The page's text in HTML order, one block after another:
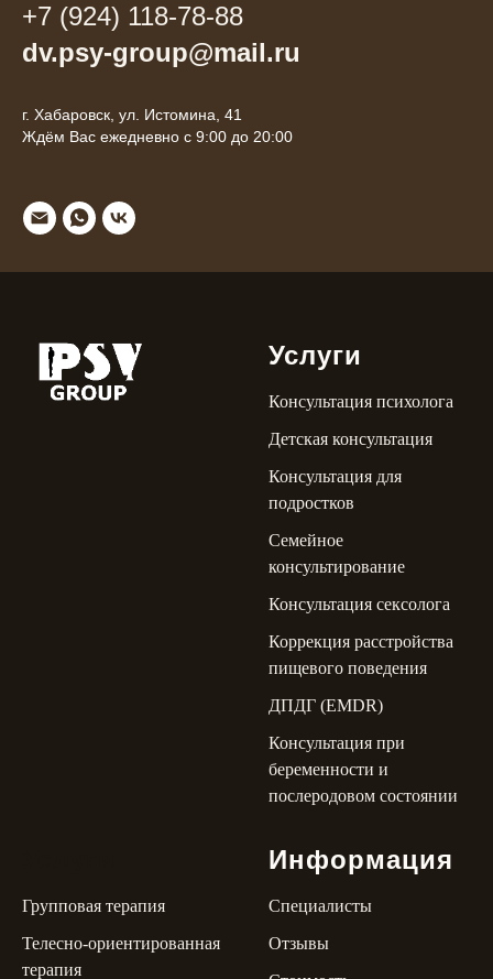
+7 (924) 118-78-88
dv.psy-group@mail.ru
г. Хабаровск, ул. Истомина, 41
Ждём Вас ежедневно с 9:00 до 20:00
Услуги
Консультация психолога
Детская консультация
Консультация для
подростков
Семейное
консультирование
Консультация сексолога
Коррекция расстройства
пищевого поведения
ДПДГ (EMDR)
Консультация при
беременности и
послеродовом состоянии
Групповая терапия
Телесно-ориентированная
терапия
Информация
Специалисты
Отзывы